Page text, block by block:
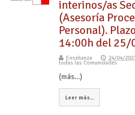
interinos/as
(Asesoría
Personal).
14:00h del 25/
Enseñanza 24/04/
todas las Comunidades
(más…)
Leer más...